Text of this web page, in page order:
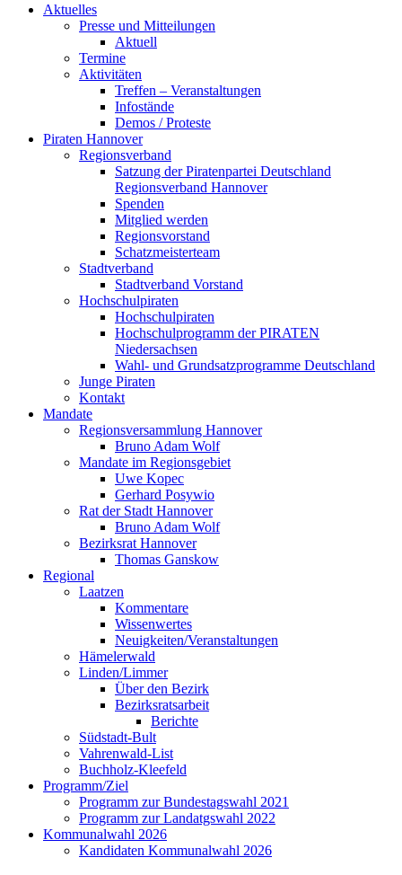
Aktuelles
Presse und Mitteilungen
Aktuell
Termine
Aktivitäten
Treffen – Veranstaltungen
Infostände
Demos / Proteste
Piraten Hannover
Regionsverband
Satzung der Piratenpartei Deutschland
Regionsverband Hannover
Spenden
Mitglied werden
Regionsvorstand
Schatzmeisterteam
Stadtverband
Stadtverband Vorstand
Hochschulpiraten
Hochschulpiraten
Hochschulprogramm der PIRATEN
Niedersachsen
Wahl- und Grundsatzprogramme Deutschland
Junge Piraten
Kontakt
Mandate
Regionsversammlung Hannover
Bruno Adam Wolf
Mandate im Regionsgebiet
Uwe Kopec
Gerhard Posywio
Rat der Stadt Hannover
Bruno Adam Wolf
Bezirksrat Hannover
Thomas Ganskow
Regional
Laatzen
Kommentare
Wissenwertes
Neuigkeiten/Veranstaltungen
Hämelerwald
Linden/Limmer
Über den Bezirk
Bezirksratsarbeit
Berichte
Südstadt-Bult
Vahrenwald-List
Buchholz-Kleefeld
Programm/Ziel
Programm zur Bundestagswahl 2021
Programm zur Landatgswahl 2022
Kommunalwahl 2026
Kandidaten Kommunalwahl 2026